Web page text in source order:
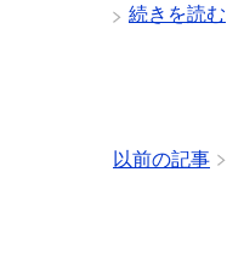
続きを読む
以前の記事